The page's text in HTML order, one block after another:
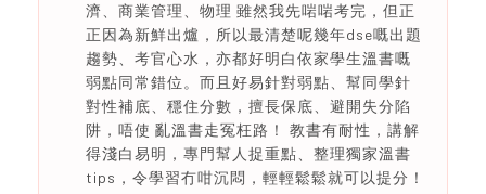
濟、商業管理、物理 雖然我先啱啱考完，但正
正因為新鮮出爐，所以最清楚呢幾年dse嘅出題
趨勢、考官心水，亦都好明白依家學生溫書嘅
弱點同常錯位。而且好易針對弱點、幫同學針
對性補底、穩住分數，擅長保底、避開失分陷
阱，唔使 亂溫書走冤枉路！ 教書有耐性，講解
得淺白易明，專門幫人捉重點、整理獨家溫書
tips，令學習冇咁沉悶，輕輕鬆鬆就可以提分！